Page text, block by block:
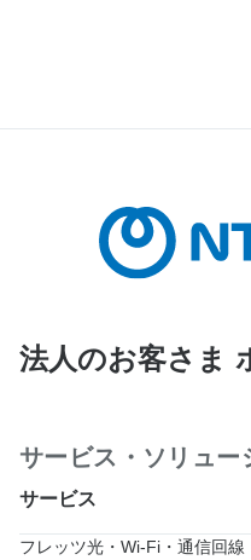
法人のお客さま
サービス・ソリュー
サービス
フレッツ光・Wi-Fi・通信回線